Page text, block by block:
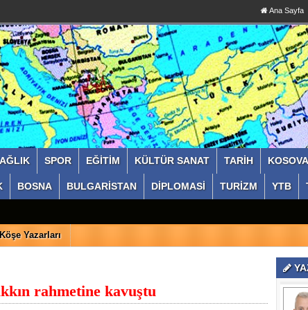
Ana Sayfa
SPOR EĞİTİM KÜLTÜR SANAT TARİH KOSOVA
BOSNA BULGARİSTAN DİPLOMASİ TURİZM YTB
Köşe Yazarları
rahmetine kavuştu